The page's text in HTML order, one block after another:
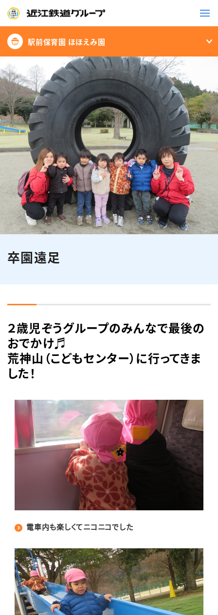
鉄道
バス
事業一覧
観光・イベント情報
ニュースリリース
企業情報
採用情報
お問い合わせ一覧
駅前保育園 ほほえみ園
卒園遠足
２歳児ぞうグループのみんなで最後の
おでかけ♬
荒神山（こどもセンター）に行ってきま
した！
電車内も楽しくてニコニコでした